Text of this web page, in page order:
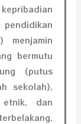
menjamin
bermutu
(putus
sekolah),
etnik, dan